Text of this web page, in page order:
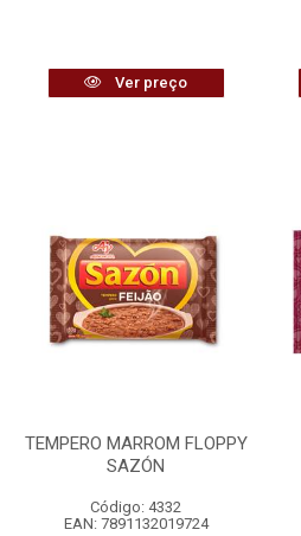
Ver preço
TEMPERO MARROM FLOPPY
SAZÓN
Código: 4332
EAN: 7891132019724